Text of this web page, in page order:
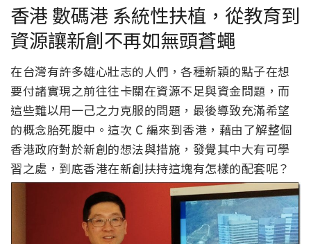
香港 數碼港 系統性扶植，從教育到
資源讓新創不再如無頭蒼蠅
在台灣有許多雄心壯志的人們，各種新穎的點子在想
要付諸實現之前往往卡關在資源不足與資金問題，而
這些難以用一己之力克服的問題，最後導致充滿希望
的概念胎死腹中。這次 C 編來到香港，藉由了解整個
香港政府對於新創的想法與措施，發覺其中大有可學
習之處，到底香港在新創扶持這塊有怎樣的配套呢？